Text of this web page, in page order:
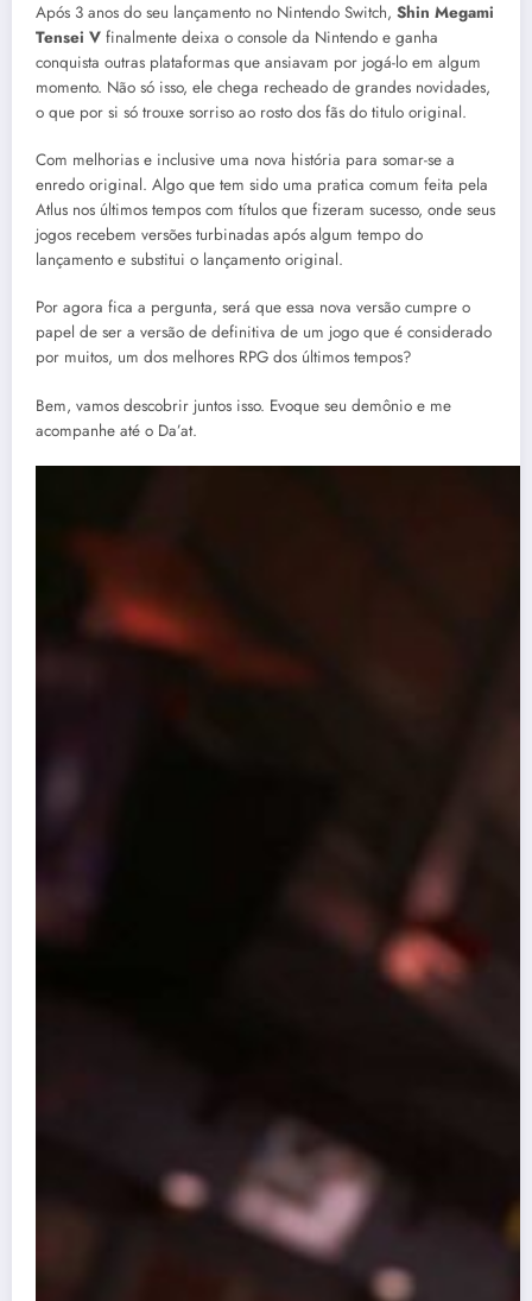
Após 3 anos do seu lançamento no Nintendo Switch, Shin Megami
Tensei V finalmente deixa o console da Nintendo e ganha
conquista outras plataformas que ansiavam por jogá-lo em algum
momento. Não só isso, ele chega recheado de grandes novidades,
o que por si só trouxe sorriso ao rosto dos fãs do titulo original.
Com melhorias e inclusive uma nova história para somar-se a
enredo original. Algo que tem sido uma pratica comum feita pela
Atlus nos últimos tempos com títulos que fizeram sucesso, onde seus
jogos recebem versões turbinadas após algum tempo do
lançamento e substitui o lançamento original.
Por agora fica a pergunta, será que essa nova versão cumpre o
papel de ser a versão de definitiva de um jogo que é considerado
por muitos, um dos melhores RPG dos últimos tempos?
Bem, vamos descobrir juntos isso. Evoque seu demônio e me
acompanhe até o Da’at.